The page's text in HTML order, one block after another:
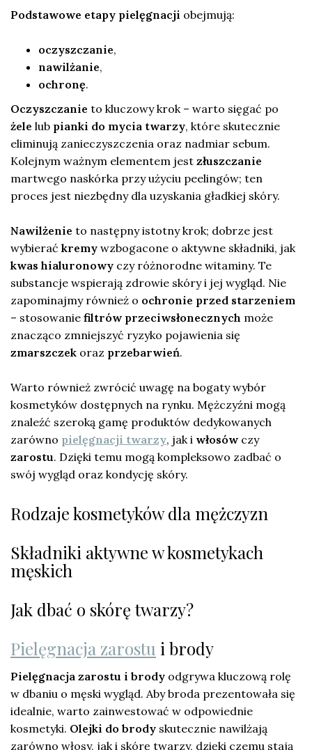
Podstawowe etapy pielęgnacji obejmują:
oczyszczanie,
nawilżanie,
ochronę.
Oczyszczanie to kluczowy krok – warto sięgać po
żele lub pianki do mycia twarzy, które skutecznie
eliminują zanieczyszczenia oraz nadmiar sebum.
Kolejnym ważnym elementem jest złuszczanie
martwego naskórka przy użyciu peelingów; ten
proces jest niezbędny dla uzyskania gładkiej skóry.
Nawilżenie to następny istotny krok; dobrze jest
wybierać kremy wzbogacone o aktywne składniki, jak
kwas hialuronowy czy różnorodne witaminy. Te
substancje wspierają zdrowie skóry i jej wygląd. Nie
zapominajmy również o ochronie przed starzeniem
– stosowanie filtrów przeciwsłonecznych może
znacząco zmniejszyć ryzyko pojawienia się
zmarszczek oraz przebarwień.
Warto również zwrócić uwagę na bogaty wybór
kosmetyków dostępnych na rynku. Mężczyźni mogą
znaleźć szeroką gamę produktów dedykowanych
zarówno pielęgnacji twarzy, jak i włosów czy
zarostu. Dzięki temu mogą kompleksowo zadbać o
swój wygląd oraz kondycję skóry.
Rodzaje kosmetyków dla mężczyzn
Składniki aktywne w kosmetykach
męskich
Jak dbać o skórę twarzy?
Pielęgnacja zarostu i brody
Pielęgnacja zarostu i brody odgrywa kluczową rolę
w dbaniu o męski wygląd. Aby broda prezentowała się
idealnie, warto zainwestować w odpowiednie
kosmetyki. Olejki do brody skutecznie nawilżają
zarówno włosy, jak i skórę twarzy, dzięki czemu stają